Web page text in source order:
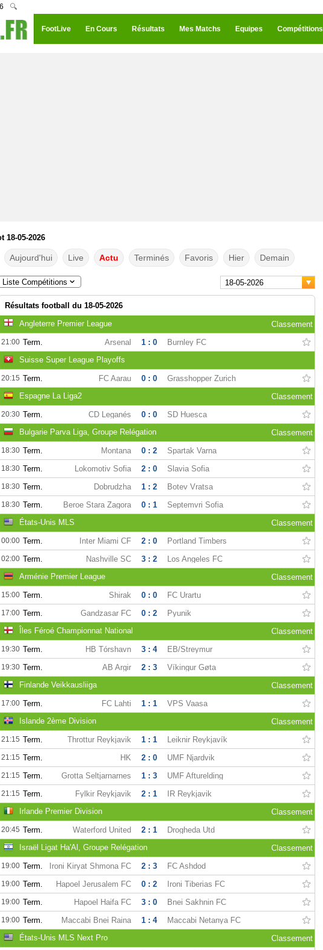
🔍
FootLive En Cours Résultats Mes Matchs Equipes Compétitions
18-05-2026
Aujourd'hui Live Actu Terminés Favoris Hier Demain
Liste Compétitions 18-05-2026
Résultats football du 18-05-2026
Angleterre Premier League
Classement
21:00 Term. Arsenal 1 : 0
Burnley FC
Suisse Super League Playoffs
20:15 Term. FC Aarau 0 : 0
Grasshopper Zurich
Espagne La Liga2
Classement
20:30 Term. CD Leganés 0 : 0
SD Huesca
Bulgarie Parva Liga, Groupe Relégation
Classement
18:30 Term. Montana 0 : 2 Spartak Varna
18:30 Term. Lokomotiv Sofia 2 : 0 Slavia Sofia
18:30 Term. Dobrudzha 1 : 2 Botev Vratsa
18:30 Term. Beroe Stara Zagora 0 : 1
Septemvri Sofia
États-Unis MLS
Classement
00:00 Term. Inter Miami CF 2 : 0 Portland Timbers
02:00 Term. Nashville SC 3 : 2
Los Angeles FC
Arménie Premier League
Classement
15:00 Term. Shirak 0 : 0 FC Urartu
17:00 Term. Gandzasar FC 0 : 2
Pyunik
Îles Féroé Championnat National
Classement
19:30 Term. HB Tórshavn 3 : 4 EB/Streymur
19:30 Term. AB Argir 2 : 3
Víkingur Gøta
Finlande Veikkausliiga
Classement
17:00 Term. FC Lahti 1 : 1
VPS Vaasa
Islande 2ème Division
Classement
21:15 Term. Throttur Reykjavik 1 : 1 Leiknir Reykjavík
21:15 Term. HK 2 : 0 UMF Njardvik
21:15 Term. Grotta Seltjarnarnes 1 : 3 UMF Afturelding
21:15 Term. Fylkir Reykjavik 2 : 1
IR Reykjavik
Irlande Premier Division
Classement
20:45 Term. Waterford United 2 : 1
Drogheda Utd
Israël Ligat Ha'Al, Groupe Relégation
Classement
19:00 Term. Ironi Kiryat Shmona FC 2 : 3 FC Ashdod
19:00 Term. Hapoel Jerusalem FC 0 : 2 Ironi Tiberias FC
19:00 Term. Hapoel Haifa FC 3 : 0 Bnei Sakhnin FC
19:00 Term. Maccabi Bnei Raina 1 : 4
Maccabi Netanya FC
États-Unis MLS Next Pro
Classement